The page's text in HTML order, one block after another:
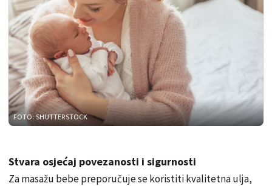
FOTO: SHUTTERSTOCK
Stvara osjećaj povezanosti i sigurnosti
Za masažu bebe preporučuje se koristiti kvalitetna ulja,